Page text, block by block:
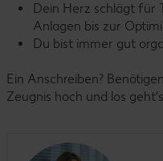
Dein Herz schlägt für
Anlagen bis zur
Du bist immer gut
Ein Anschreiben?
Zeugnis hoch und los